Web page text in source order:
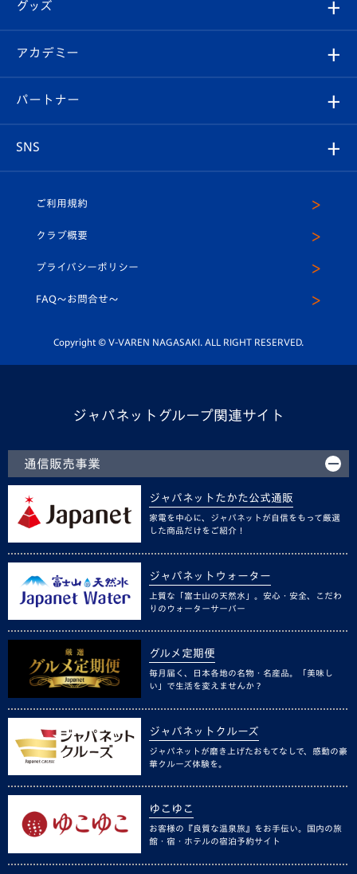
チケット
イベント
メディア
ホームタウン
スタッフプロフィール
マスコット紹介
平和祈念活動
ホームタウン活動
Revive Team
ヴィヴィくんの長崎おもてなしガイド
フォトギャラリー
スタジアムグルメ
V-LOVERS（ファンクラブ）
プレイヤーズスイート
グッズ
オンラインショップ
店舗情報
アカデミー
育成からのお知らせ
U-18
スクール
パートナー
SNS
ヴィヴィくんインスタグラム
公式LINE＠
ご利用規約
クラブ概要
プライバシーポリシー
FAQ〜お問合せ〜
Copyright © V-VAREN NAGASAKI. ALL RIGHT RESERVED.
ジャパネットグループ関連サイト
通信販売事業
ジャパネットたかた公式通販
家電を中心に、ジャパネットが自信をもって厳選
した商品だけをご紹介！
ジャパネットウォーター
上質な「富士山の天然水」。安心・安全、こだわ
りのウォーターサーバー
グルメ定期便
毎月届く、日本各地の名物・名産品。「美味し
い」で生活を変えませんか？
ジャパネットクルーズ
ジャパネットが磨き上げたおもてなしで、感動の豪
華クルーズ体験を。
ゆこゆこ
お客様の『良質な温泉旅』をお手伝い。国内の旅
館・宿・ホテルの宿泊予約サイト